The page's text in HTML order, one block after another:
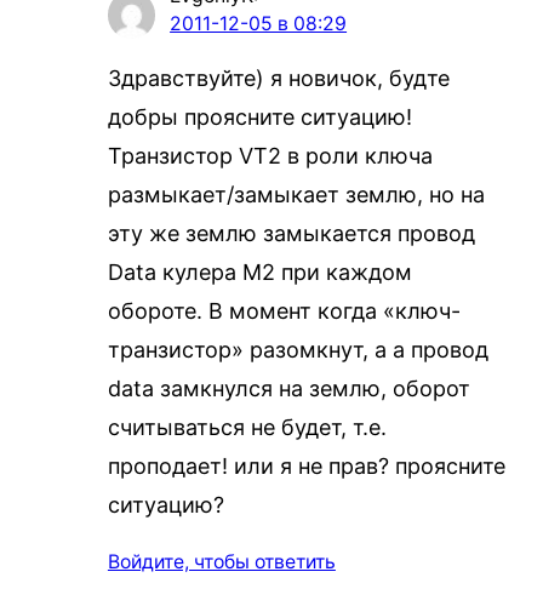
2011-12-05 в 08:29
Здравствуйте) я новичок, будте
добры проясните ситуацию!
Транзистор VT2 в роли ключа
размыкает/замыкает землю, но на
эту же землю замыкается провод
Data кулера М2 при каждом
обороте. В момент когда «ключ-
транзистор» разомкнут, а а провод
data замкнулся на землю, оборот
считываться не будет, т.е.
проподает! или я не прав? проясните
ситуацию?
Войдите, чтобы ответить